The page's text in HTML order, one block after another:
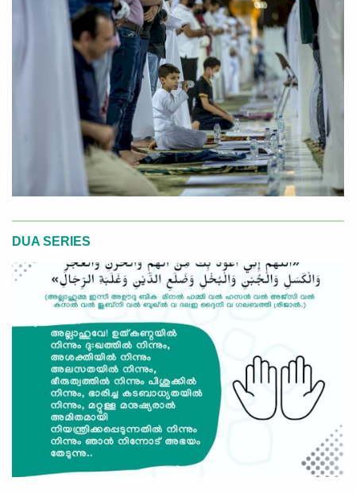
DUA SERIES